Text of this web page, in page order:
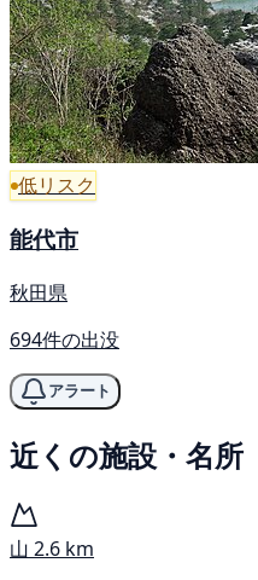
低リスク
能代市
秋田県
694件の出没
アラート
近くの施設・名所
山 2.6 km